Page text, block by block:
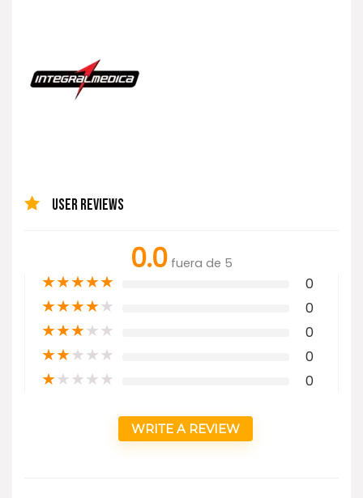
USER REVIEWS
0.0 fuera de 5
★★★★★ 0
★★★★★ 0
★★★★★ 0
★★★★★ 0
★★★★★ 0
WRITE A REVIEW